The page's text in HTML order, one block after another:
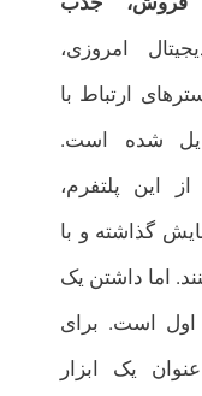
امروزی،
ارتباط با
شده است.
این پلتفرم،
گذاشته و با
اما داشتن یک
اول است. برای
یک ابزار